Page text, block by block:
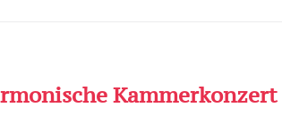
Kammerkonzert